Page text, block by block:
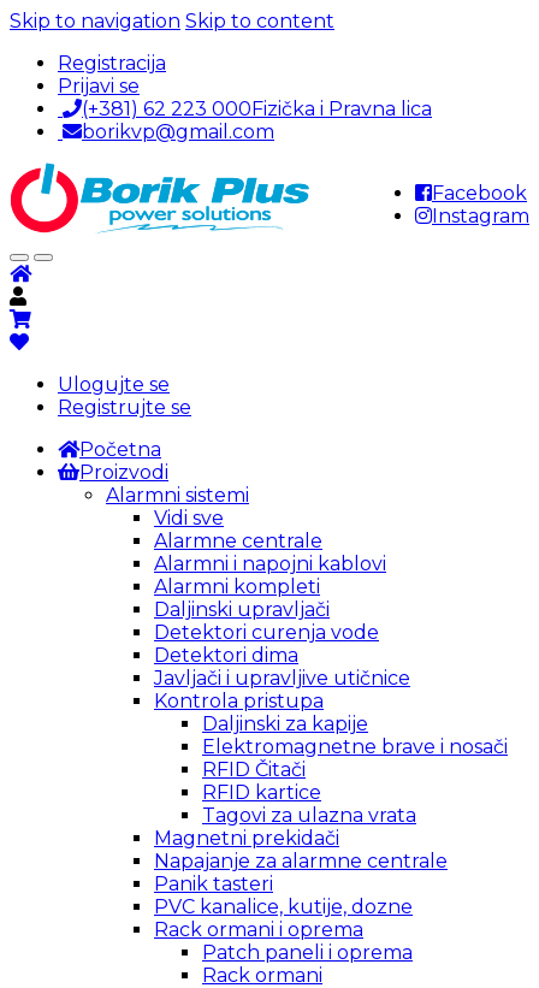
Skip to navigation Skip to content
Registracija
Prijavi se
(+381) 62 223 000Fizička i Pravna lica
borikvp@gmail.com
Facebook
Instagram
Ulogujte se
Registrujte se
Početna
Proizvodi
Alarmni sistemi
Vidi sve
Alarmne centrale
Alarmni i napojni kablovi
Alarmni kompleti
Daljinski upravljači
Detektori curenja vode
Detektori dima
Javljači i upravljive utičnice
Kontrola pristupa
Daljinski za kapije
Elektromagnetne brave i nosači
RFID Čitači
RFID kartice
Tagovi za ulazna vrata
Magnetni prekidači
Napajanje za alarmne centrale
Panik tasteri
PVC kanalice, kutije, dozne
Rack ormani i oprema
Patch paneli i oprema
Rack ormani